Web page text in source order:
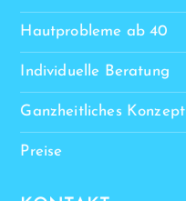
Hautprobleme ab 40
Individuelle Beratung
Ganzheitliches Konzept
Preise